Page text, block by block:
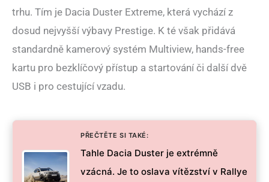
trhu. Tím je Dacia Duster Extreme, která vychází z
dosud nejvyšší výbavy Prestige. K té však přidává
standardně kamerový systém Multiview, hands-free
kartu pro bezklíčový přístup a startování či další dvě
USB i pro cestující vzadu.
PŘEČTĚTE SI TAKÉ:
Tahle Dacia Duster je extrémně
vzácná. Je to oslava vítězství v Rallye